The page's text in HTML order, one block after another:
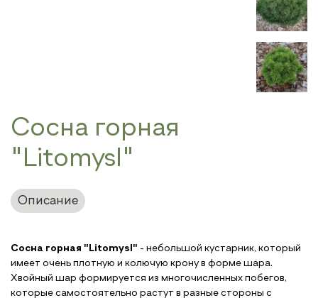
Сосна горная
"Litomysl"
Описание
Сосна горная " Litomysl " - небольшой кустарник, который
имеет очень плотную и колючую крону в форме шара.
Хвойный шар формируется из многочисленных побегов,
которые самостоятельно растут в разные стороны с